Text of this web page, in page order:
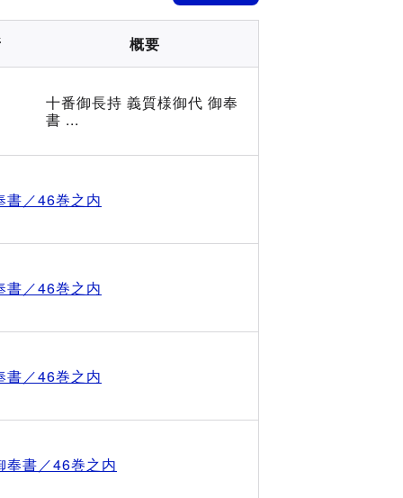
概要
十番御長持 義質様御代 御奉
書 ...
書／46巻之内
書／46巻之内
書／46巻之内
奉書／46巻之内